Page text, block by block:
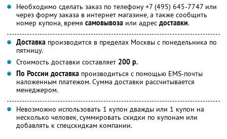
Необходимо сделать заказ по телефону +7 (495) 645-7747 или
через форму заказа в интернет магазине, а также сообщить
номер купона, время самовывоза или адрес доставки.
Доставка производится в пределах Москвы с понедельника по
пятницу.
Стоимость доставки составляет 200 р.
По России доставка производиться с помощью EMS-почты
наложенным платежом. Сумма доставки рассчитывается
менеджером.
Невозможно использовать 1 купон дважды или 1 купон на
несколько человек, суммировать скидки по купонам или
добавлять к спецскидкам компании.